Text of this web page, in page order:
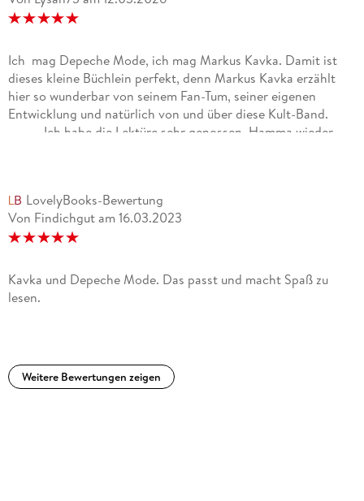
Ich mag Depeche Mode, ich mag Markus Kavka. Damit ist
dieses kleine Büchlein perfekt, denn Markus Kavka erzählt
hier so wunderbar von seinem Fan-Tum, seiner eigenen
Entwicklung und natürlich von und über diese Kult-Band.
Ich habe die Lektüre sehr genossen. Hamma wieder
LovelyBooks-Bewertung
Von Findichgut am 16.03.2023
Kavka und Depeche Mode. Das passt und macht Spaß zu
lesen.
Weitere Bewertungen zeigen